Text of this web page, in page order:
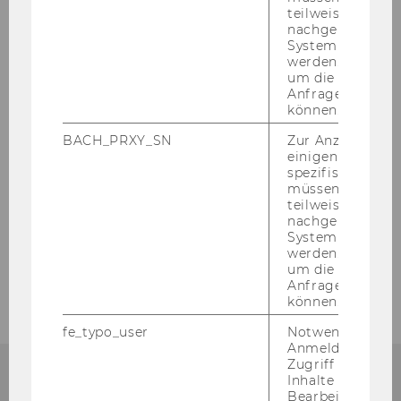
Meistgenutzte Datenbanken
Neue Datenbanken & Testzugänge
teilweise von
nachgelagerten
System
werden.
um die Antwort
Anfrage
können.
BACH_PRXY_SN
Zur Anzeige von
einigen WU-
spezifischen
müssen
teilweise von
nachgelagerten
System
werden.
um die Antwort
Anfrage
können.
fe_typo_user
Notwendig für
Anmeldung und
Zugriff auf
Inhalte oder zur
Bearbeitung des